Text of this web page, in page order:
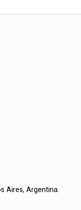
Aires, Argentina.